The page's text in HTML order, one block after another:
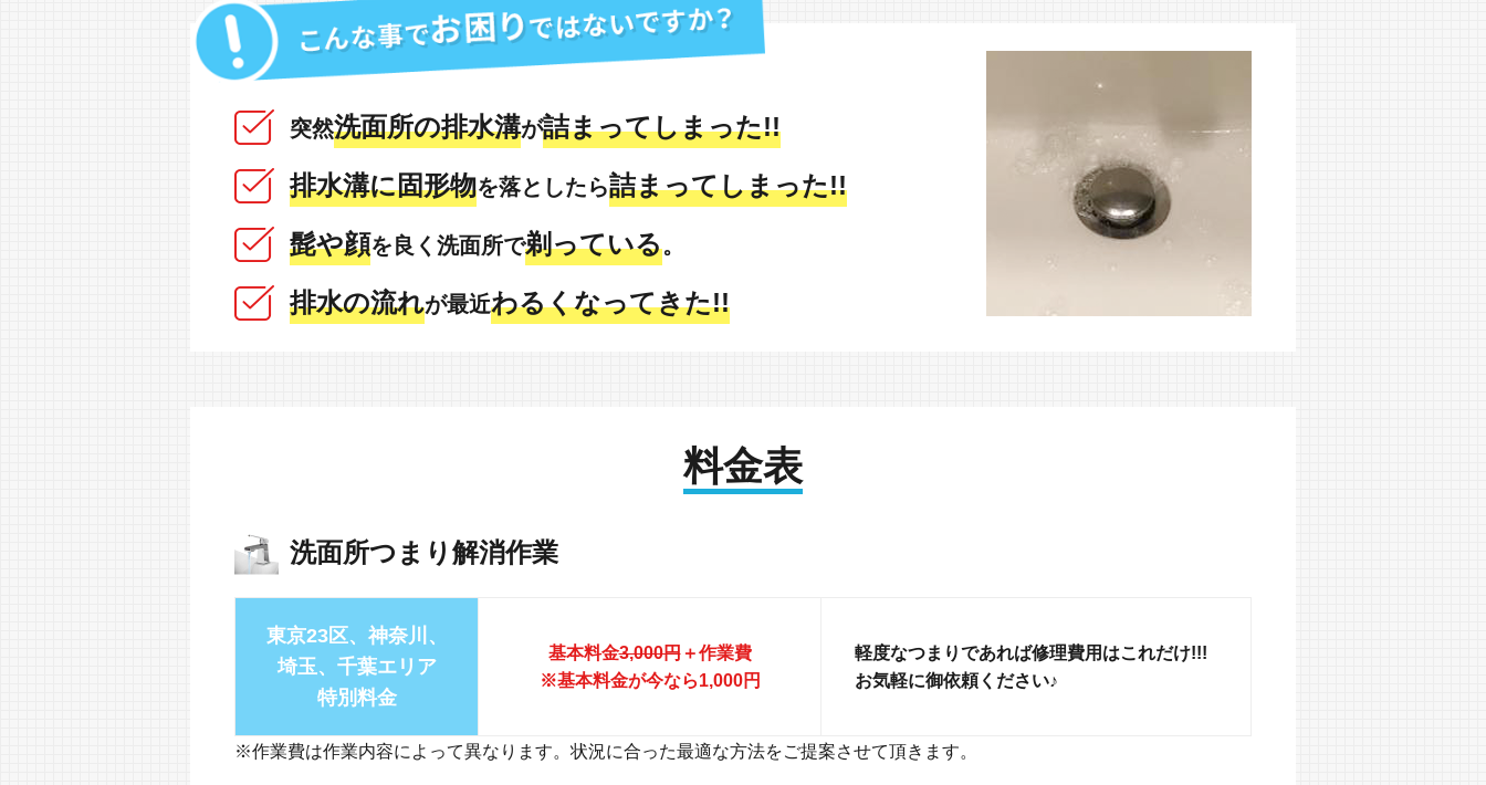
突然洗面所の排水溝が詰まってしまった!!
排水溝に固形物を落としたら詰まってしまった!!
髭や顔を良く洗面所で剃っている。
排水の流れが最近わるくなってきた!!
料金表
洗面所つまり解消作業
東京23区、神奈川、
埼玉、千葉エリア
特別料金
基本料金3,000円＋作業費
※基本料金が今なら1,000円
軽度なつまりであれば修理費用はこれだけ!!!
お気軽に御依頼ください♪
※作業費は作業内容によって異なります。状況に合った最適な方法をご提案させて頂きます。